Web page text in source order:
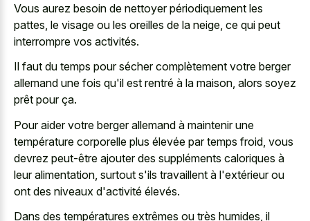
Vous aurez besoin de nettoyer périodiquement les
pattes, le visage ou les oreilles de la neige, ce qui peut
interrompre vos activités.
Il faut du temps pour sécher complètement votre berger
allemand une fois qu'il est rentré à la maison, alors soyez
prêt pour ça.
Pour aider votre berger allemand à maintenir une
température corporelle plus élevée par temps froid, vous
devrez peut-être ajouter des suppléments caloriques à
leur alimentation, surtout s'ils travaillent à l'extérieur ou
ont des niveaux d'activité élevés.
Dans des températures extrêmes ou très humides, il